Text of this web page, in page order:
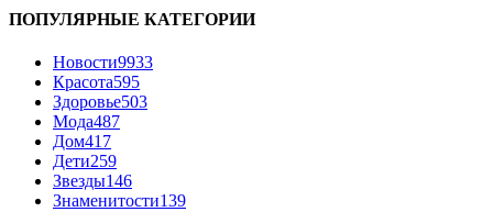
ПОПУЛЯРНЫЕ КАТЕГОРИИ
Новости9933
Красота595
Здоровье503
Мода487
Дом417
Дети259
Звезды146
Знаменитости139